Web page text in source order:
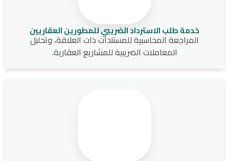
خدمة طلب الاسترداد الضريبي للمطورين العقاريين
المراجعة المحاسبية للمستندات ذات العلاقة، وتحليل
المعاملات الضريبية للمشاريع العقارية.